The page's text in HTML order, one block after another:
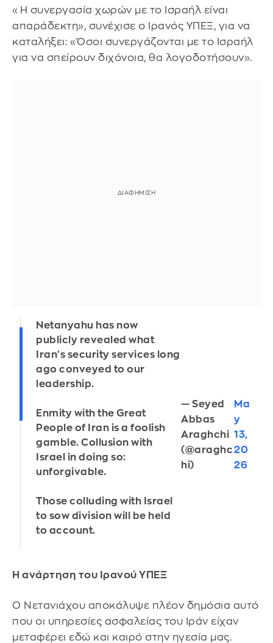
«Η συνεργασία χωρών με το Ισραήλ είναι
απαράδεκτη», συνέχισε ο Ιρανός ΥΠΕΞ, για να
καταλήξει: «Όσοι συνεργάζονται με το Ισραήλ
για να σπείρουν διχόνοια, θα λογοδοτήσουν».
Netanyahu has now
publicly revealed what
Iran's security services long
ago conveyed to our
leadership.
Enmity with the Great
People of Iran is a foolish
gamble. Collusion with
Israel in doing so:
unforgivable.
Those colluding with Israel
to sow division will be held
to account.
— Seyed
Abbas
Araghchi
(@araghc
hi)
Ma
y
13,
20
26
Η ανάρτηση του Ιρανού ΥΠΕΞ
Ο Νετανιάχου αποκάλυψε πλέον δημόσια αυτό
που οι υπηρεσίες ασφαλείας του Ιράν είχαν
μεταφέρει εδώ και καιρό στην ηγεσία μας.